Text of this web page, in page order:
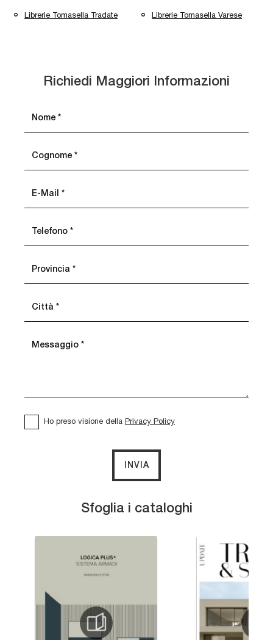
Librerie Tomasella Tradate Librerie Tomasella Varese
Sfoglia i cataloghi
Richiedi Maggiori Informazioni
Ho preso visione della Privacy Policy
INVIA